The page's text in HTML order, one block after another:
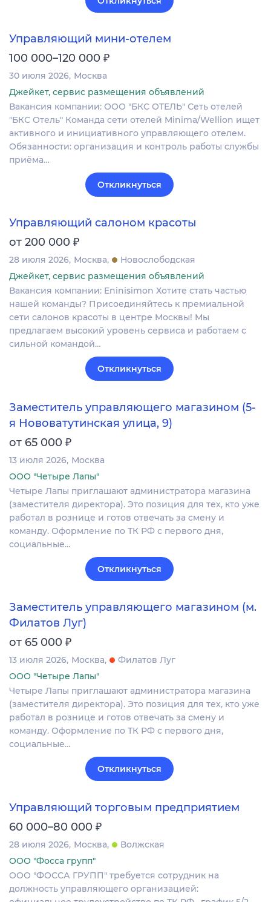
Управляющий мини-отелем
100 000–120 000 ₽
30 июля 2026 Москва
Джейкет, сервис размещения объявлений
Вакансия компании: ООО "БКС ОТЕЛЬ" Сеть отелей
"БКС Отель" Команда сети отелей Minima/Wellion ищет
активного и инициативного управляющего отелем.
Обязанности: организация и контроль работы службы
приёма…
Откликнуться
Управляющий салоном красоты
от 200 000 ₽
28 июля 2026 Москва
Новослободская
Джейкет, сервис размещения объявлений
Вакансия компании: Eninisimon Хотите стать частью
нашей команды? Присоединяйтесь к премиальной
сети салонов красоты в центре Москвы! Мы
предлагаем высокий уровень сервиса и работаем с
сильной командой…
Откликнуться
Заместитель управляющего магазином (5-
я Нововатутинская улица, 9)
от 65 000 ₽
13 июля 2026 Москва
ООО "Четыре Лапы"
Четыре Лапы приглашают администратора магазина
(заместителя директора). Это позиция для тех, кто уже
работал в рознице и готов отвечать за смену и
команду. Оформление по ТК РФ с первого дня,
социальные…
Откликнуться
Заместитель управляющего магазином (м.
Филатов Луг)
от 65 000 ₽
13 июля 2026 Москва
Филатов Луг
ООО "Четыре Лапы"
Четыре Лапы приглашают администратора магазина
(заместителя директора). Это позиция для тех, кто уже
работал в рознице и готов отвечать за смену и
команду. Оформление по ТК РФ с первого дня,
социальные…
Откликнуться
Управляющий торговым предприятием
60 000–80 000 ₽
28 июля 2026 Москва
Волжская
ООО "Фосса групп"
ООО "ФОССА ГРУПП" требуется сотрудник на
должность управляющего организацией: